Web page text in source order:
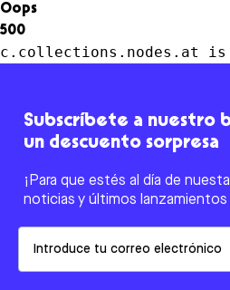
Oops
500
c.collections.nodes.at
Subscríbete a nuestro
un descuento sorpresa
¡Para que estés al día de
noticias y últimos lanzamientos